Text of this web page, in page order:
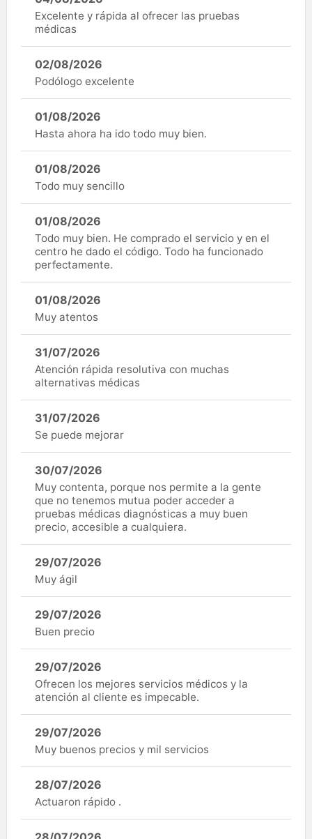
Excelente y rápida al ofrecer las pruebas
médicas
02/08/2026
Podólogo excelente
01/08/2026
Hasta ahora ha ido todo muy bien.
01/08/2026
Todo muy sencillo
01/08/2026
Todo muy bien. He comprado el servicio y en el
centro he dado el código. Todo ha funcionado
perfectamente.
01/08/2026
Muy atentos
31/07/2026
Atención rápida resolutiva con muchas
alternativas médicas
31/07/2026
Se puede mejorar
30/07/2026
Muy contenta, porque nos permite a la gente
que no tenemos mutua poder acceder a
pruebas médicas diagnósticas a muy buen
precio, accesible a cualquiera.
29/07/2026
Muy ágil
29/07/2026
Buen precio
29/07/2026
Ofrecen los mejores servicios médicos y la
atención al cliente es impecable.
29/07/2026
Muy buenos precios y mil servicios
28/07/2026
Actuaron rápido .